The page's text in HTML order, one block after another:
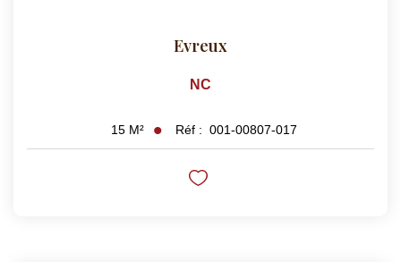
Evreux
NC
15 M² Réf : 001-00807-017